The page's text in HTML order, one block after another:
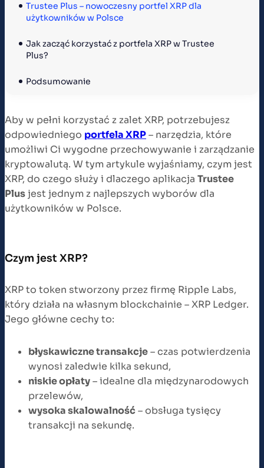
Trustee Plus – nowoczesny portfel XRP dla
użytkowników w Polsce
Jak zacząć korzystać z portfela XRP w Trustee
Plus?
Podsumowanie
Aby w pełni korzystać z zalet XRP, potrzebujesz
odpowiedniego portfela XRP– narzędzia, które
umożliwi Ci wygodne przechowywanie i zarządzanie
kryptowalutą. W tym artykule wyjaśniamy, czym jest
XRP, do czego służy i dlaczego aplikacja Trustee
Plusjest jednym z najlepszych wyborów dla
użytkowników w Polsce.
Czym jest XRP?
XRP to token stworzony przez firmę Ripple Labs,
który działa na własnym blockchainie – XRP Ledger.
Jego główne cechy to:
błyskawiczne transakcje– czas potwierdzenia
wynosi zaledwie kilka sekund,
niskie opłaty– idealne dla międzynarodowych
przelewów,
wysoka skalowalność– obsługa tysięcy
transakcji na sekundę.